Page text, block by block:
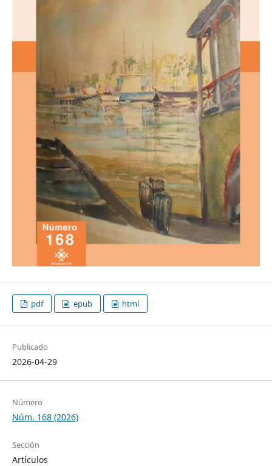
pdf epub html
Publicado
2026-04-29
Número
Núm. 168 (2026)
Sección
Artículos